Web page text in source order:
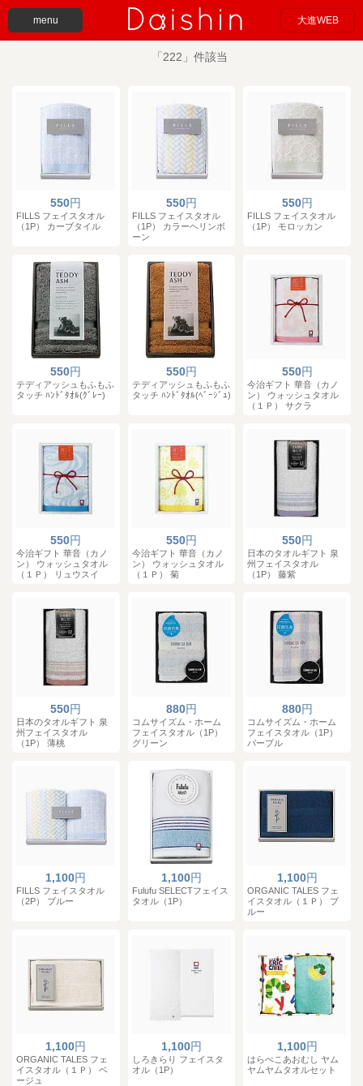
menu 大進WEB
「222」件該当
550円
FILLS フェイスタオル
（1P） カーブタイル
550円
FILLS フェイスタオル
（1P） カラーヘリンボ
ーン
550円
FILLS フェイスタオル
（1P） モロッカン
550円
テディアッシュもふもふ
タッチ ﾊﾝﾄﾞﾀｵﾙ(ｸﾞﾚｰ)
550円
テディアッシュもふもふ
タッチ ﾊﾝﾄﾞﾀｵﾙ(ﾍﾞｰｼﾞｭ)
550円
今治ギフト 華音（カノ
ン） ウォッシュタオル
（１Ｐ） サクラ
550円
今治ギフト 華音（カノ
ン） ウォッシュタオル
（１Ｐ） リュウスイ
550円
今治ギフト 華音（カノ
ン） ウォッシュタオル
（１Ｐ） 菊
550円
日本のタオルギフト 泉
州フェイスタオル
（1P） 藤紫
550円
日本のタオルギフト 泉
州フェイスタオル
（1P） 薄桃
880円
コムサイズム・ホーム
フェイスタオル（1P）
グリーン
880円
コムサイズム・ホーム
フェイスタオル（1P）
パープル
1,100円
FILLS フェイスタオル
（2P） ブルー
1,100円
Fulufu SELECTフェイス
タオル（1P）
1,100円
ORGANIC TALES フェ
イスタオル（１Ｐ） ブ
ルー
1,100円
ORGANIC TALES フェ
イスタオル（１Ｐ） ベ
ージュ
1,100円
しろきらり フェイスタ
オル（1P）
1,100円
はらぺこあおむし ヤム
ヤムヤムタオルセット